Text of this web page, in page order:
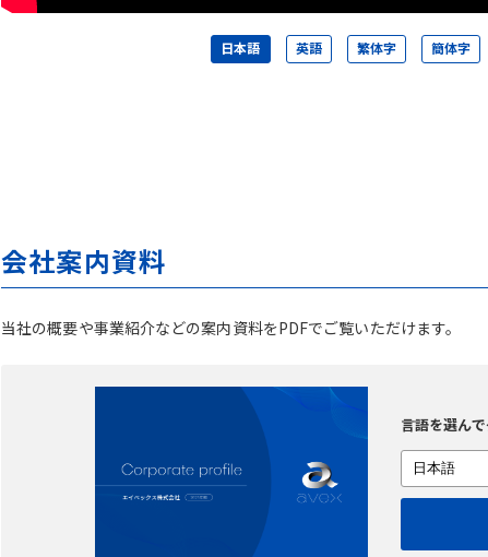
日本語 英語 繁体字 簡体字
会社案内資料
当社の概要や事業紹介などの案内資料をPDFでご覧いただけます。
言語を選ん